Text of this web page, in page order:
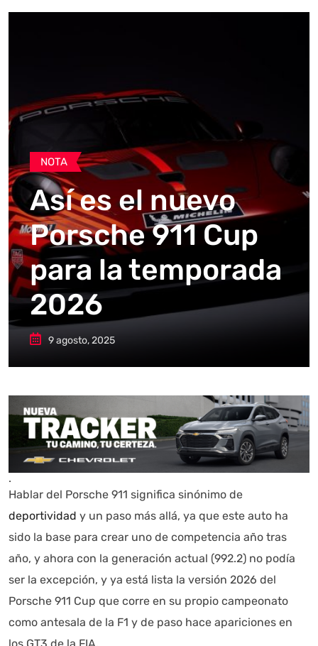
NOTA
Así es el nuevo
Porsche 911 Cup
para la temporada
2026
9 agosto, 2025
.
Hablar del Porsche 911 significa sinónimo de
deportividad y un paso más allá, ya que este auto ha
sido la base para crear uno de competencia año tras
año, y ahora con la generación actual (992.2) no podía
ser la excepción, y ya está lista la versión 2026 del
Porsche 911 Cup que corre en su propio campeonato
como antesala de la F1 y de paso hace apariciones en